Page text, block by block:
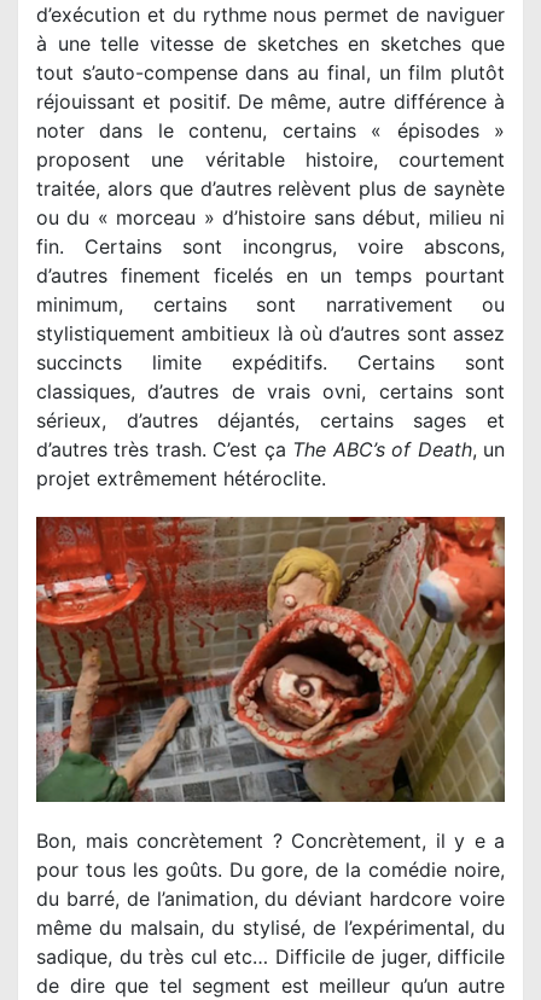
d’exécution et du rythme nous permet de naviguer
à une telle vitesse de sketches en sketches que
tout s’auto-compense dans au final, un film plutôt
réjouissant et positif. De même, autre différence à
noter dans le contenu, certains « épisodes »
proposent une véritable histoire, courtement
traitée, alors que d’autres relèvent plus de saynète
ou du « morceau » d’histoire sans début, milieu ni
fin. Certains sont incongrus, voire abscons,
d’autres finement ficelés en un temps pourtant
minimum, certains sont narrativement ou
stylistiquement ambitieux là où d’autres sont assez
succincts limite expéditifs. Certains sont
classiques, d’autres de vrais ovni, certains sont
sérieux, d’autres déjantés, certains sages et
d’autres très trash. C’est ça The ABC’s of Death, un
projet extrêmement hétéroclite.
Bon, mais concrètement ? Concrètement, il y e a
pour tous les goûts. Du gore, de la comédie noire,
du barré, de l’animation, du déviant hardcore voire
même du malsain, du stylisé, de l’expérimental, du
sadique, du très cul etc… Difficile de juger, difficile
de dire que tel segment est meilleur qu’un autre